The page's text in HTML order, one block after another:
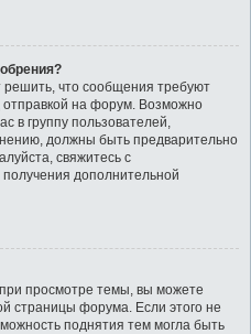
что сообщения требуют
отправкой на форум. Возможно
в группу пользователей,
должны быть предварительно
свяжитесь с
дополнительной
просмотре темы, вы можете
страницы форума. Если этого не
поднятия тем могла быть